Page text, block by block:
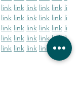
link link link link link li
link link link link link li
link link link link link li
link link link link link li
link link link link link li